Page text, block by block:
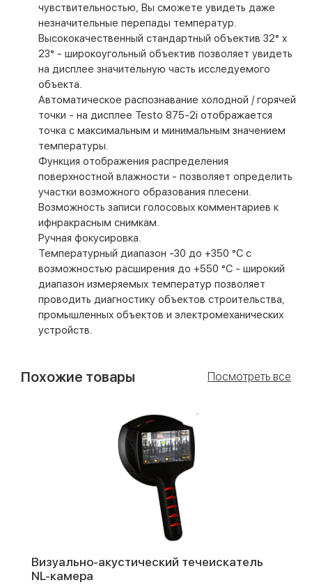
чувствительностью, Вы сможете увидеть даже
незначительные перепады температур.
Высококачественный стандартный объектив 32° x
23° - широкоугольный объектив позволяет увидеть
на дисплее значительную часть исследуемого
объекта.
Автоматическое распознавание холодной / горячей
точки - на дисплее Testo 875-2i отображается
точка с максимальным и минимальным значением
температуры.
Функция отображения распределения
поверхностной влажности - позволяет определить
участки возможного образования плесени.
Возможность записи голосовых комментариев к
ифнракрасным снимкам.
Ручная фокусировка.
Температурный диапазон -30 дo +350 °C с
возможностью расширения до +550 °C - широкий
диапазон измеряемых температур позволяет
проводить диагностику объектов строительства,
промышленных объектов и электромеханических
устройств.
Похожие товары Посмотреть все
Визуально-акустический течеискатель
NL-камера